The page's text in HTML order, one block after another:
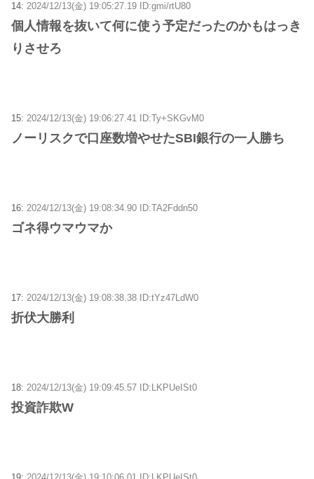
14: 2024/12/13(金) 19:05:27.19 ID:gmi/rtU80
個人情報を抜いて何に使う予定だったのかもはっき
りさせろ
15: 2024/12/13(金) 19:06:27.41 ID:Ty+SKGvM0
ノーリスクで口座数増やせたSBI銀行の一人勝ち
16: 2024/12/13(金) 19:08:34.90 ID:TA2Fddn50
ゴネ得ウマウマか
17: 2024/12/13(金) 19:08:38.38 ID:tYz47LdW0
折伏大勝利
18: 2024/12/13(金) 19:09:45.57 ID:LKPUeISt0
投資詐欺W